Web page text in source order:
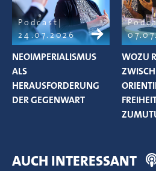
Podcast
24.07.2026
NEOIMPERIALISMUS
ALS
HERAUSFORDERUNG
DER GEGENWART
WOZU
AUCH INTERESSANT